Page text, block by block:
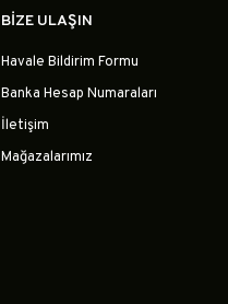
BİZE ULAŞIN
Havale Bildirim Formu
Banka Hesap Numaraları
İletişim
Mağazalarımız